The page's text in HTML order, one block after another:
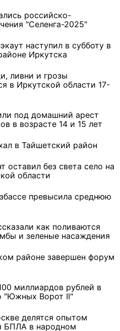
российско-
"Селенга-2025"
наступил в субботу в
Иркутска
ливни и грозы
в Иркутской области 17-
под домашний арест
в возрасте 14 и 15 лет
в Тайшетский район
оставил без света село на
области
превысила среднюю
как поливаются
и зеленые насаждения
районе завершен форум
миллиардов рублей в
"Южных Ворот II"
делятся опытом
БПЛА в народном